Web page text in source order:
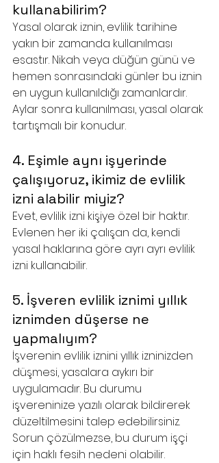
kullanabilirim?
Yasal olarak iznin, evlilik tarihine
yakın bir zamanda kullanılması
esastır. Nikah veya düğün günü ve
hemen sonrasındaki günler bu iznin
en uygun kullanıldığı zamanlardır.
Aylar sonra kullanılması, yasal olarak
tartışmalı bir konudur.
4. Eşimle aynı işyerinde
çalışıyoruz, ikimiz de evlilik
izni alabilir miyiz?
Evet, evlilik izni kişiye özel bir haktır.
Evlenen her iki çalışan da, kendi
yasal haklarına göre ayrı ayrı evlilik
izni kullanabilir.
5. İşveren evlilik iznimi yıllık
iznimden düşerse ne
yapmalıyım?
İşverenin evlilik iznini yıllık izninizden
düşmesi, yasalara aykırı bir
uygulamadır. Bu durumu
işvereninize yazılı olarak bildirerek
düzeltilmesini talep edebilirsiniz.
Sorun çözülmezse, bu durum işçi
için haklı fesih nedeni olabilir.